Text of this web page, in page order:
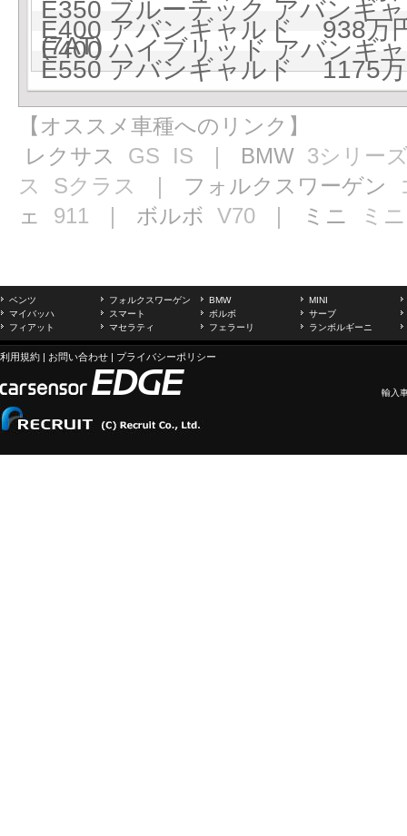
E350 ブルーテック アバン
(7AT)
E400 アバンギャルド 938万
E400 ハイブリッド アバン
E550 アバンギャルド 1175
【オススメ車種へのリンク】
レクサス GS IS ｜ BMW 3シリー
ス
Sクラス ｜ フォルクスワーゲン
ェ 911 ｜ ボルボ V70 ｜ ミニ ミニ
ベンツ フォルクスワーゲン BMW
MINI
マイバッハ
スマート ボルボ
サーブ
フィアット
マセラティ フェラーリ ランボルギーニ
利用規約 | お問い合わせ | プライバシーポリシー
輸入